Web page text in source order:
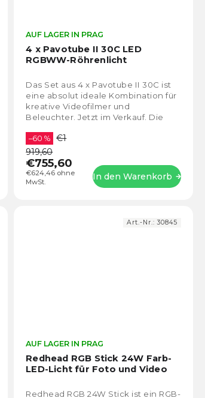
durchschnittliche
Produktbewertung
Sternen.
4 x Pavotube II 30C LED
RGBWW-Röhrenlicht
AUF LAGER IN PRAG
€624,46 ohne
MwSt.
–60 %
€1
919,60
€755,60
In den Warenkorb
Das Set aus 4 x Pavotube II 30C ist
eine absolut ideale Kombination für
kreative Videofilmer und
Beleuchter. Jetzt im Verkauf. Die
mit der...
durchschnittliche
Produktbewertung
Redhead RGB Stick 24W Farb-
LED-Licht für Foto und Video
AUF LAGER IN PRAG
Redhead RGB 24W Stick ist ein RGB-
Art.-Nr.:30845